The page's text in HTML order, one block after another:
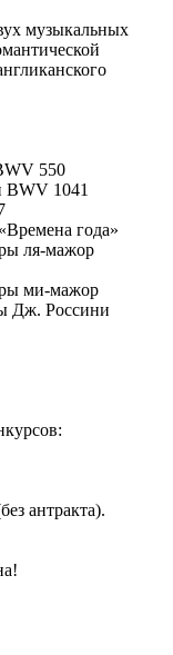
музыкальных
550
BWV 1041
года»
ля-мажор
ми-мажор
Дж. Россини
антракта).